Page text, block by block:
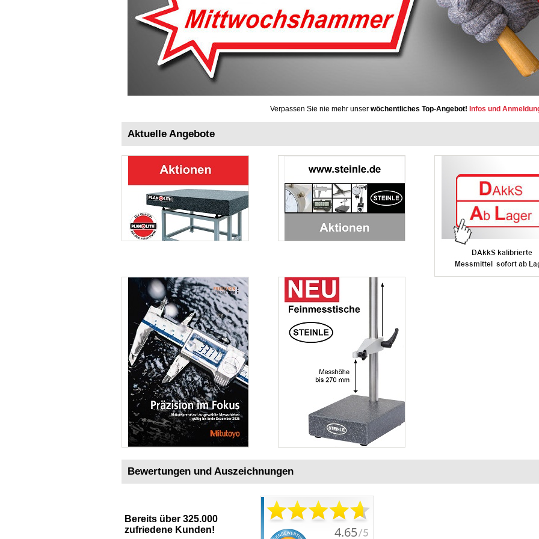
Verpassen Sie nie mehr unser wöchentliches Top-Angebot! Infos und
Aktuelle Angebote
Bewertungen und Auszeichnungen
Bereits über 325.000
zufriedene Kunden!